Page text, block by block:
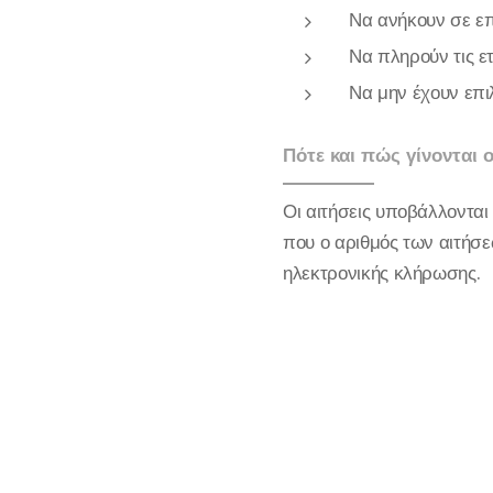
Να ανήκουν σε
Να πληρούν τις
Να μην έχουν
Πότε και πώς γίνονται
Οι αιτήσεις
που ο αριθμός των
ηλεκτρονικής κλήρωσης.